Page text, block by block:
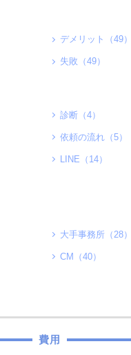
デメリット（49）
失敗（49）
診断（4）
依頼の流れ（5）
LINE（14）
大手事務所（28）
CM（40）
費用